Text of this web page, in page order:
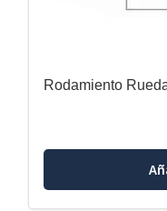
Rodamiento